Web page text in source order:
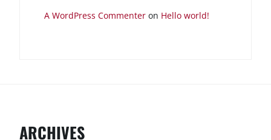
A WordPress Commenter on Hello world!
ARCHIVES